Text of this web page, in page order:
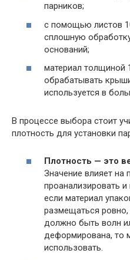
парников;
с помощью листов
сплошную
оснований;
материал толщиной
обрабатывать
используется в
В процессе выбора стоит
плотность для установки
Плотность — это
Значение влияет на
проанализировать
если материал
размещаться ровно,
должно быть волн
деформирована, то
использовать.